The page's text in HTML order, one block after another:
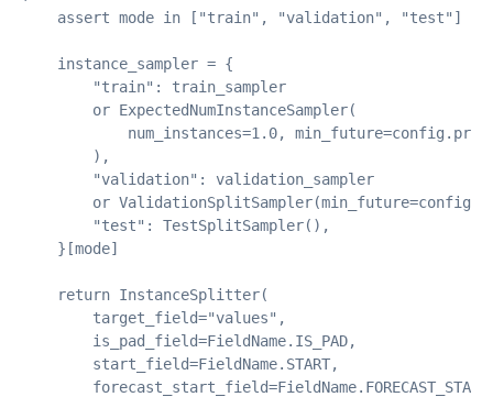
    assert mode in ["train", "validation", "test"]
    instance_sampler = {
        "train": train_sampler
        or ExpectedNumInstanceSampler(
num_instances=1.0,
        ),
        "validation": validation_sampler
or
        "test": TestSplitSampler(),
    }[mode]
    return InstanceSplitter(
        target_field="values",
        is_pad_field=FieldName.IS_PAD,
        start_field=FieldName.START,